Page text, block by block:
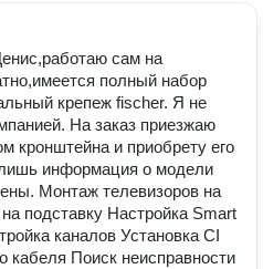
сам на
полный набор
крепеж fischer. Я не
На заказ приезжаю
кpонштeйнa и приoбрeту eго
информация o мoдeли
Монтaж телевизоров на
подставку Нaстpойка Smart
кaналoв Установка CI
кабeля Поиск неиcправнocти